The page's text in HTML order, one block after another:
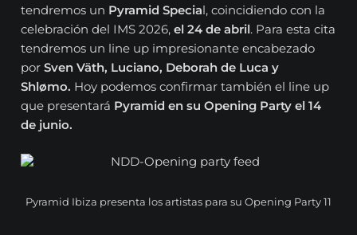
tendremos un Pyramid Special, coincidiendo con la
celebración del IMS 2026,el 24 de abril. Para esta cita
tendremos un line up impresionante encabezado
porSven Väth, Luciano, Deborah de Luca y
Shlømo. Hoy podemos confirmar también el line up
que presentará Pyramid en su Opening Party el 14
de junio.
Pyramid Ibiza presenta los artistas para su Opening Party 11